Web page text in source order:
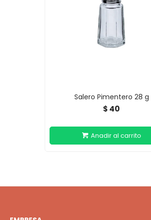
Salero Pimentero 28 g
$ 40